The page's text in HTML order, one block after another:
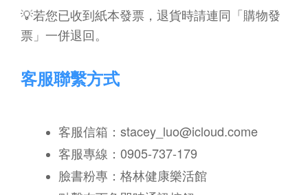
💡若您已收到紙本發票，退貨時請連同「購物發
票」一併退回。
客服聯繫方式
客服信箱：stacey_luo@icloud.come
客服專線：0905-737-179
臉書粉專： 格林健康樂活館